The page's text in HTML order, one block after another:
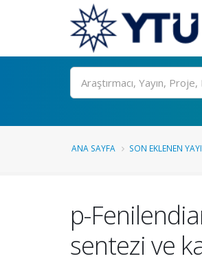
Ara
ANA SAYFA SON EKLENEN
p-
sentezi ve